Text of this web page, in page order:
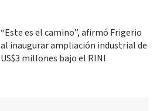
“Este es el camino”, afirmó Frigerio
al inaugurar ampliación industrial de
US$3 millones bajo el RINI